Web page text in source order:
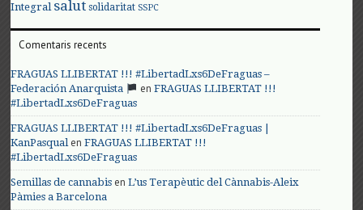
Integral salut solidaritat SSPC
Comentaris recents
FRAGUAS LLIBERTAT !!! #LibertadLxs6DeFraguas –
Federación Anarquista
enFRAGUAS LLIBERTAT !!!
#LibertadLxs6DeFraguas
FRAGUAS LLIBERTAT !!! #LibertadLxs6DeFraguas |
KanPasqualenFRAGUAS LLIBERTAT !!!
#LibertadLxs6DeFraguas
Semillas de cannabis enL’us Terapèutic del Cànnabis-Aleix
Pàmies a Barcelona